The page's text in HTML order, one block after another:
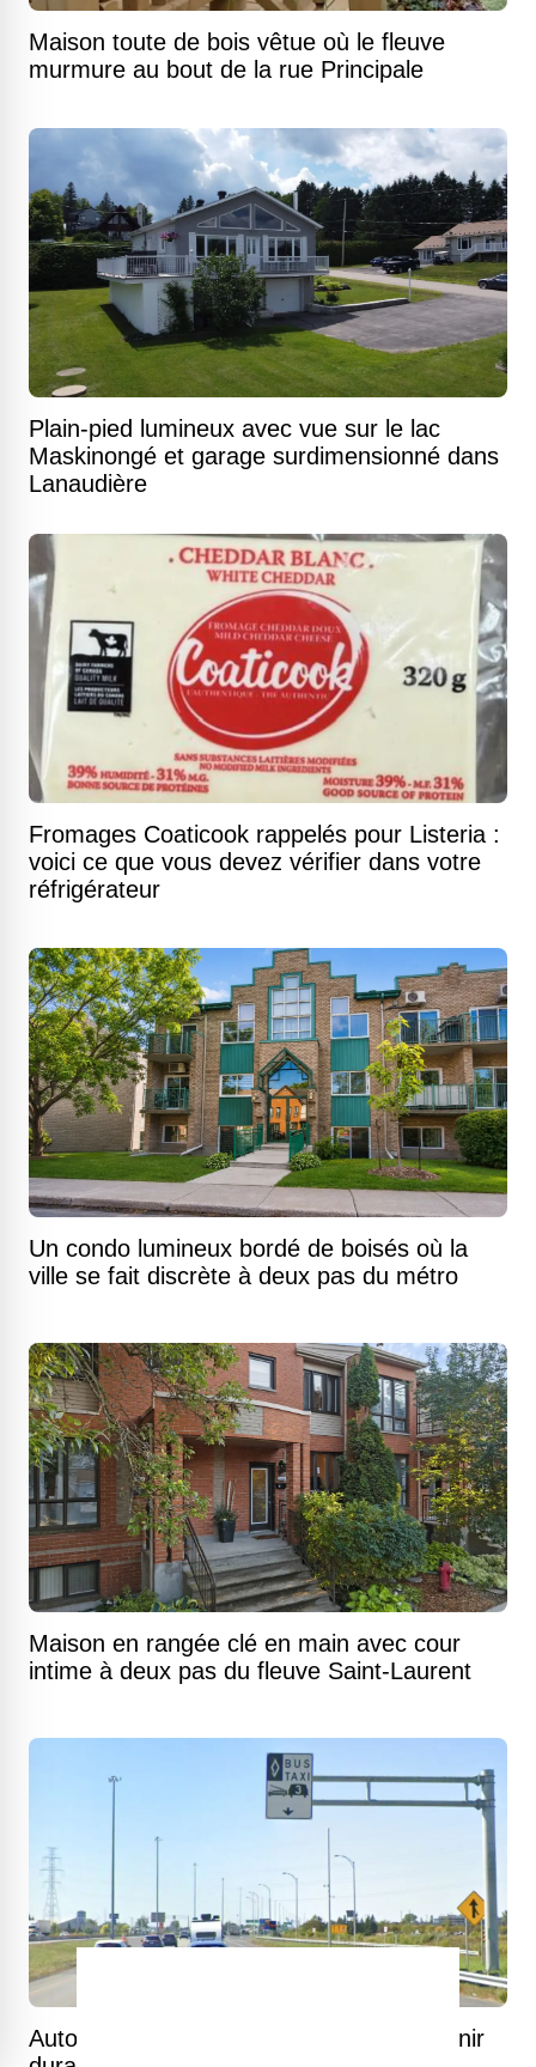
Maison toute de bois vêtue où le fleuve
murmure au bout de la rue Principale
Plain-pied lumineux avec vue sur le lac
Maskinongé et garage surdimensionné dans
Lanaudière
Fromages Coaticook rappelés pour Listeria :
voici ce que vous devez vérifier dans votre
réfrigérateur
Un condo lumineux bordé de boisés où la
ville se fait discrète à deux pas du métro
Maison en rangée clé en main avec cour
intime à deux pas du fleuve Saint-Laurent
Autoroute 20 : plusieurs fermetures à venir